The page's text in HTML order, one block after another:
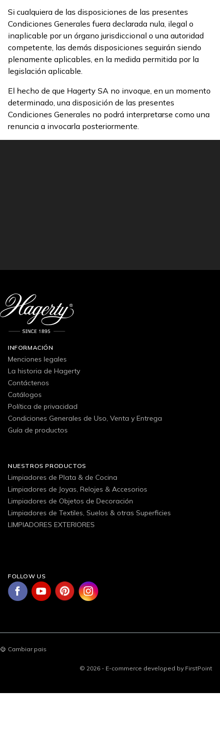
Si cualquiera de las disposiciones de las presentes
Condiciones Generales fuera declarada nula, ilegal o
inaplicable por un órgano jurisdiccional o una autoridad
competente, las demás disposiciones seguirán siendo
plenamente aplicables, en la medida permitida por la
legislación aplicable.
El hecho de que Hagerty SA no invoque, en un momento
determinado, una disposición de las presentes
Condiciones Generales no podrá interpretarse como una
renuncia a invocarla posteriormente.
INFORMACIÓN
Menciones legales
La historia de Hagerty
Contáctenos
Catálogos
Política de privacidad
Condiciones Generales de Uso, Venta y Entrega
Guía de productos
NUESTROS PRODUCTOS
Limpiadores de Plata & de Cocina
Limpiadores de Joyas, Relojes & Accesorios
Limpiadores de Objetos de Decoración
Limpiadores de Textiles, Suelos & otras Superficies
LIMPIADORES EXTERIORES
FOLLOW US
Cambiar pais
© 2026 - E-commerce developed by FirstPoint